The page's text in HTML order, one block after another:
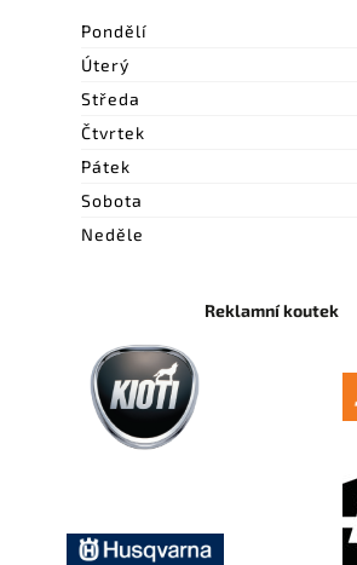
Pondělí
Úterý
Středa
Čtvrtek
Pátek
Sobota
Neděle
Reklamní koutek